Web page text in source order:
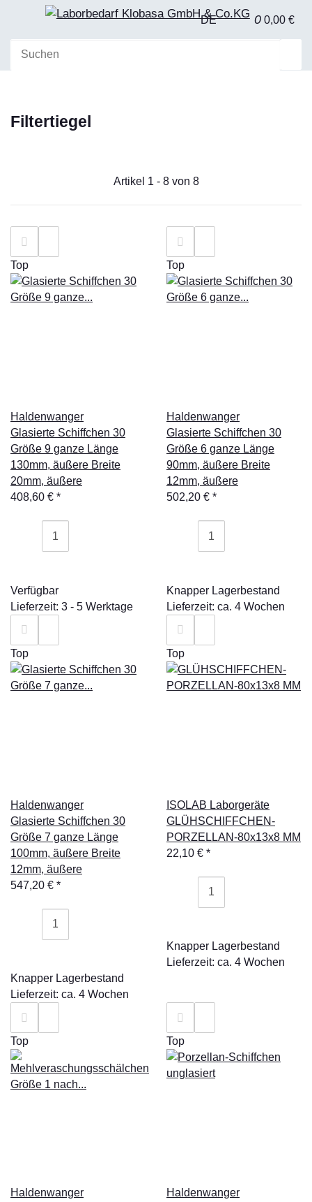
DE 0 0,00 €
Filtertiegel
Artikel 1 - 8 von 8
Top
Haldenwanger
Glasierte Schiffchen 30
Größe 9 ganze Länge
130mm, äußere Breite
20mm, äußere
408,60 € *
Verfügbar
Lieferzeit: 3 - 5 Werktage
Top
Haldenwanger
Glasierte Schiffchen 30
Größe 6 ganze Länge
90mm, äußere Breite
12mm, äußere
502,20 € *
Knapper Lagerbestand
Lieferzeit: ca. 4 Wochen
Top
Haldenwanger
Glasierte Schiffchen 30
Größe 7 ganze Länge
100mm, äußere Breite
12mm, äußere
547,20 € *
Knapper Lagerbestand
Lieferzeit: ca. 4 Wochen
Top
ISOLAB Laborgeräte
GLÜHSCHIFFCHEN-
PORZELLAN-80x13x8 MM
22,10 € *
Knapper Lagerbestand
Lieferzeit: ca. 4 Wochen
Top
Haldenwanger
Top
Haldenwanger